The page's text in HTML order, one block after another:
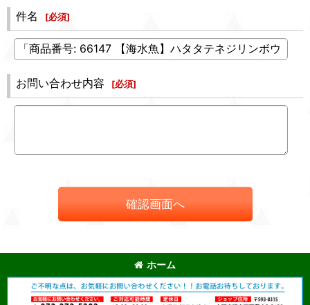
件名 [必須]
お問い合わせ内容 [必須]
確認画面へ
ホーム